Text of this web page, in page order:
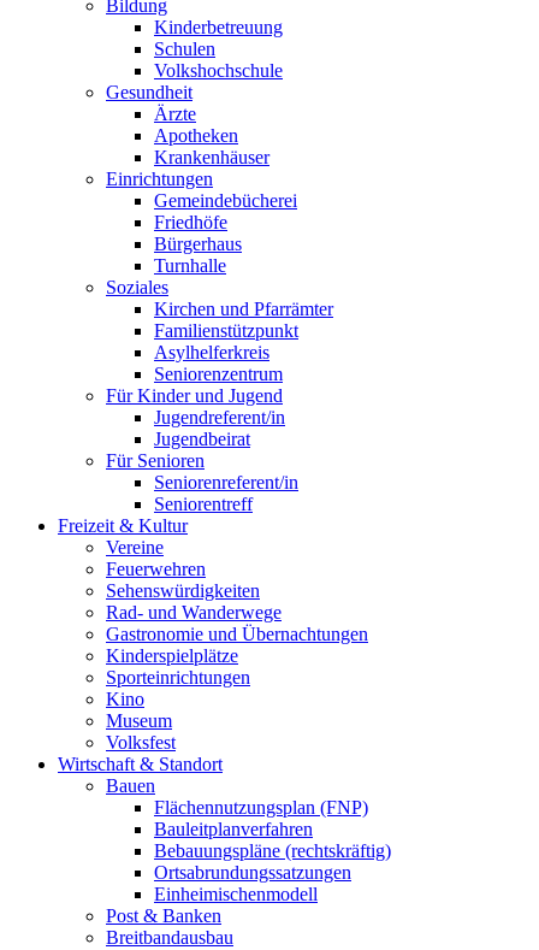
Bildung
Kinderbetreuung
Schulen
Volkshochschule
Gesundheit
Ärzte
Apotheken
Krankenhäuser
Einrichtungen
Gemeindebücherei
Friedhöfe
Bürgerhaus
Turnhalle
Soziales
Kirchen und Pfarrämter
Familienstützpunkt
Asylhelferkreis
Seniorenzentrum
Für Kinder und Jugend
Jugendreferent/in
Jugendbeirat
Für Senioren
Seniorenreferent/in
Seniorentreff
Freizeit & Kultur
Vereine
Feuerwehren
Sehenswürdigkeiten
Rad- und Wanderwege
Gastronomie und Übernachtungen
Kinderspielplätze
Sporteinrichtungen
Kino
Museum
Volksfest
Wirtschaft & Standort
Bauen
Flächennutzungsplan (FNP)
Bauleitplanverfahren
Bebauungspläne (rechtskräftig)
Ortsabrundungssatzungen
Einheimischenmodell
Post & Banken
Breitbandausbau